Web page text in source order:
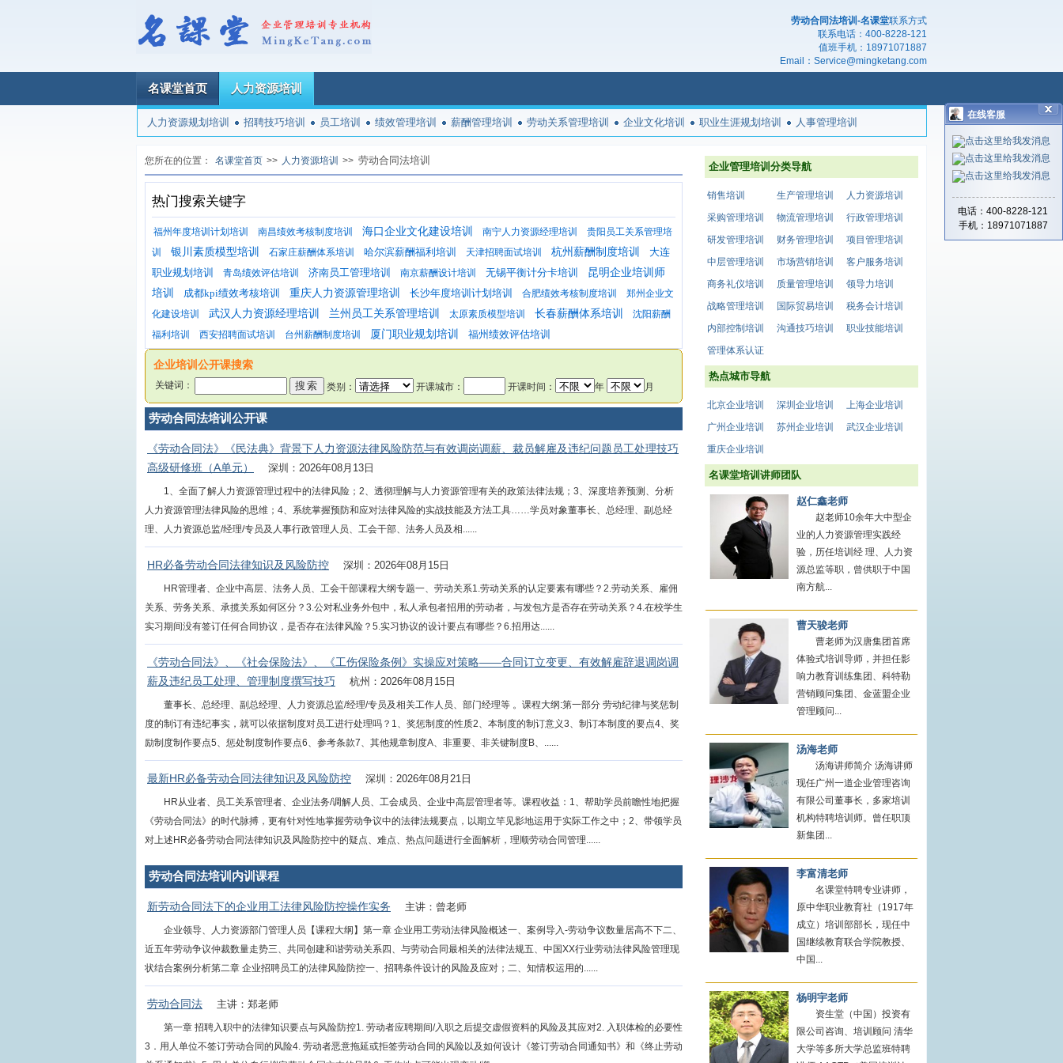
劳动合同法培训-名课堂联系方式
联系电话： 400-8228-121
值班手机： 18971071887
Email： Service@mingketang.com
名课堂首页 人力资源培训
人力资源规划培训 招聘技巧培训 员工培训 绩效管理培训 薪酬管理培训 劳动关系管理培训 企业文化培训 职业生涯规划培训 人事管理培训
您所在的位置： 名课堂首页 >> 人力资源培训 >> 劳动合同法培训
热门搜索关键字
福州年度培训计划培训 南昌绩效考核制度培训 海口企业文化建设培训 南宁人力资源经理培训
贵阳员工关系管理培
训
银川素质模型培训 石家庄薪酬体系培训 哈尔滨薪酬福利培训 天津招聘面试培训 杭州薪酬制度培训
大连
职业规划培训
青岛绩效评估培训 济南员工管理培训 南京薪酬设计培训 无锡平衡计分卡培训
昆明企业培训师
培训
成都kpi绩效考核培训 重庆人力资源管理培训 长沙年度培训计划培训 合肥绩效考核制度培训
郑州企业文
化建设培训
武汉人力资源经理培训 兰州员工关系管理培训 太原素质模型培训 长春薪酬体系培训
沈阳薪酬
福利培训
西安招聘面试培训 台州薪酬制度培训 厦门职业规划培训 福州绩效评估培训
企业培训公开课搜索
关键词： 类别： 开课城市： 开课时间： 年 月
劳动合同法培训公开课
《劳动合同法》《民法典》背景下人力资源法律风险防范与有效调岗调薪、裁员解雇及违纪问题员工处理技巧
高级研修班（A单元）
深圳：2026年08月13日
1、全面了解人力资源管理过程中的法律风险；2、透彻理解与人力资源管理有关的政策法律法规；3、深度培养预测、分析
人力资源管理法律风险的思维；4、系统掌握预防和应对法律风险的实战技能及方法工具……学员对象董事长、总经理、副总经
理、人力资源总监/经理/专员及人事行政管理人员、工会干部、法务人员及相......
HR必备劳动合同法律知识及风险防控 深圳：2026年08月15日
HR管理者、企业中高层、法务人员、工会干部课程大纲专题一、劳动关系1.劳动关系的认定要素有哪些？2.劳动关系、雇佣
关系、劳务关系、承揽关系如何区分？3.公对私业务外包中，私人承包者招用的劳动者，与发包方是否存在劳动关系？4.在校学生
实习期间没有签订任何合同协议，是否存在法律风险？5.实习协议的设计要点有哪些？6.招用达......
《劳动合同法》、《社会保险法》、《工伤保险条例》实操应对策略——合同订立变更、有效解雇辞退调岗调
薪及违纪员工处理、管理制度撰写技巧
杭州：2026年08月15日
董事长、总经理、副总经理、人力资源总监/经理/专员及相关工作人员、部门经理等 。课程大纲:第一部分 劳动纪律与奖惩制
度的制订有违纪事实，就可以依据制度对员工进行处理吗？1、奖惩制度的性质2、本制度的制订意义3、制订本制度的要点4、奖
励制度制作要点5、惩处制度制作要点6、参考条款7、其他规章制度A、非重要、非关键制度B、......
最新HR必备劳动合同法律知识及风险防控 深圳：2026年08月21日
HR从业者、员工关系管理者、企业法务/调解人员、工会成员、企业中高层管理者等。课程收益：1、帮助学员前瞻性地把握
《劳动合同法》的时代脉搏，更有针对性地掌握劳动争议中的法律法规要点，以期立竿见影地运用于实际工作之中；2、带领学员
对上述HR必备劳动合同法律知识及风险防控中的疑点、难点、热点问题进行全面解析，理顺劳动合同管理......
劳动合同法培训内训课程
新劳动合同法下的企业用工法律风险防控操作实务 主讲：曾老师
企业领导、人力资源部门管理人员【课程大纲】第一章 企业用工劳动法律风险概述一、案例导入-劳动争议数量居高不下二、
近五年劳动争议仲裁数量走势三、共同创建和谐劳动关系四、与劳动合同最相关的法律法规五、中国XX行业劳动法律风险管理现
状结合案例分析第二章 企业招聘员工的法律风险防控一、招聘条件设计的风险及应对；二、知情权运用的......
劳动合同法 主讲：郑老师
第一章 招聘入职中的法律知识要点与风险防控1. 劳动者应聘期间/入职之后提交虚假资料的风险及其应对2. 入职体检的必要性
3．用人单位不签订劳动合同的风险4. 劳动者恶意拖延或拒签劳动合同的风险以及如何设计《签订劳动合同通知书》和《终止劳动
企业管理培训分类导航
销售培训 生产管理培训
人力资源培训
采购管理培训
物流管理培训
行政管理培训
研发管理培训
财务管理培训
项目管理培训
中层管理培训
市场营销培训
客户服务培训
商务礼仪培训
质量管理培训
领导力培训
战略管理培训
国际贸易培训
税务会计培训
内部控制培训
沟通技巧培训
职业技能培训
管理体系认证
热点城市导航
北京企业培训 深圳企业培训
上海企业培训
广州企业培训
苏州企业培训
武汉企业培训
重庆企业培训
名课堂培训讲师团队
赵仁鑫老师
赵老师10余年大中型企
业的人力资源管理实践经
验，历任培训经 理、人力资
源总监等职，曾供职于中国
南方航...
曹天骏老师
曹老师为汉唐集团首席
体验式培训导师，并担任影
响力教育训练集团、科特勒
营销顾问集团、金蓝盟企业
管理顾问...
汤海老师
汤海讲师简介 汤海讲师
现任广州一道企业管理咨询
有限公司董事长，多家培训
机构特聘培训师。曾任职顶
新集团...
李富清老师
名课堂特聘专业讲师，
原中华职业教育社（1917年
成立）培训部部长，现任中
国继续教育联合学院教授、
中国...
杨明宇老师
资生堂（中国）投资有
限公司咨询、培训顾问 清华
大学等多所大学总监班特聘
在线客服
电话：400-8228-121
手机：18971071887